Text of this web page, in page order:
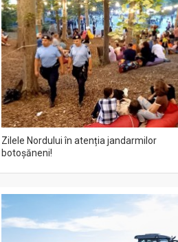
Zilele Nordului în atenția jandarmilor
botoșăneni!